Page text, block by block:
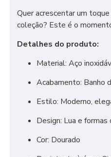
Quer acrescentar um
coleção? Este é o
Detalhes do produto:
Material: Aço
Acabamento: Banho
Estilo: Moderno,
Design: Lua e formas
Cor: Dourado